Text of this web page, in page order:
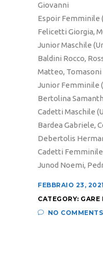
Giovanni
Espoir Femminile
Felicetti Giorgia,
Junior Maschile
Baldini Rocco,
Matteo, Tomasoni
Junior Femminile
Bertolina
Cadetti Maschile
Bardea Gabriele,
Debertolis
Cadetti Femminile
Junod Noemi,
FEBBRAIO 23, 2021
CATEGORY: GARE
NO COMMENTS